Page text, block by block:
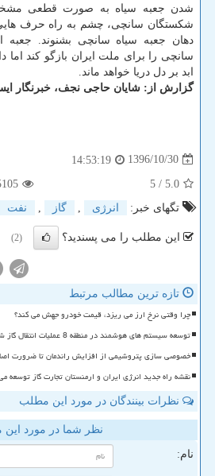
شدن جعبه سیاه به صورت قطعی
شكستگان سانچی، چشم به راه حرف
دهان جعبه سیاه سانچی بشنوند. جعبه
سانچی را برای ملت ایران بازگو كند اما
ابد بر دل دریا خواهد ماند.
گزارش از: شایان حاجی نجف، خبرنگار
1396/10/30
14:53:19
5.0
/ 5
تگهای خبر:
انرژی , گاز , نفت
این مطلب را می پسندید؟ (2)
تازه ترین مطالب مرتبط
چرا وقتی نرخ ارز می ریزد، قیمت خودرو جهش می کند؟
توسعه سیستم های هوشمند در منطقه 8 عملیات انتقال گاز شتاب گرفت
خصوصی سازی پتروشیمی از افزایش راندمان تا ضرورت
نقشه راه جدید انرژی ایران و ارمنستان تجارت گاز توسعه
نظرات بینندگان در مورد این مطلب
نظر شما در مورد
نام: